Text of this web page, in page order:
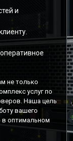
и
не только
услуг по
Наша цель
вашего
в оптимальном